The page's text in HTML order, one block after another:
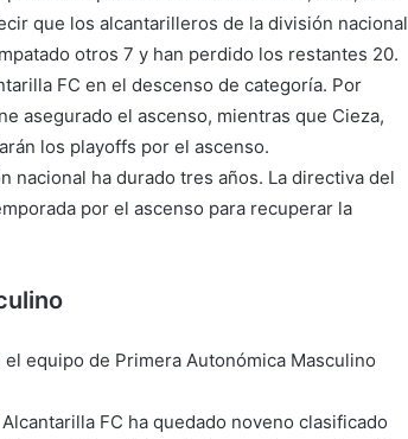
que los alcantarilleros de la división nacional
otros 7 y han perdido los restantes 20.
FC en el descenso de categoría. Por
asegurado el ascenso, mientras que Cieza,
los playoffs por el ascenso.
nacional ha durado tres años. La directiva del
por el ascenso para recuperar la
equipo de Primera Autonómica Masculino
FC ha quedado noveno clasificado